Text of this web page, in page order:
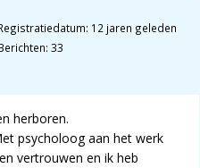
12 jaren geleden
33
herboren.
psycholoog aan het werk
vertrouwen en ik heb